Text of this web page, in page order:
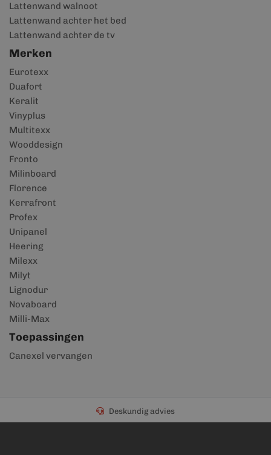
Lattenwand walnoot
Lattenwand achter het bed
Lattenwand achter de tv
Merken
Eurotexx
Duafort
Keralit
Vinyplus
Multitexx
Wooddesign
Fronto
Milinboard
Florence
Kerrafront
Profex
Unipanel
Heering
Milexx
Milyt
Lignodur
Novaboard
Milli-Max
Toepassingen
Canexel vervangen
Deskundig advies